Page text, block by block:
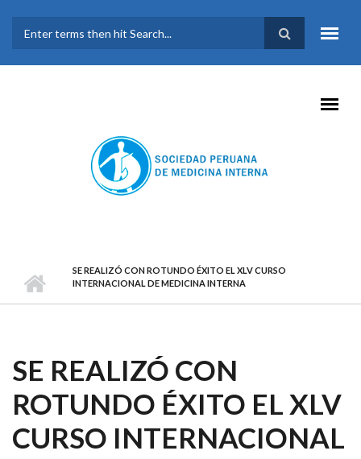
FORMULARIO DE
BÚSQUEDA
SE REALIZÓ CON ROTUNDO ÉXITO EL XLV CURSO
INTERNACIONAL DE MEDICINA INTERNA
SE REALIZÓ CON
ROTUNDO ÉXITO EL XLV
CURSO INTERNACIONAL